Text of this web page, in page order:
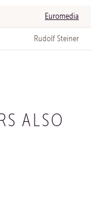
Euromedia
Rudolf Steiner
ALSO